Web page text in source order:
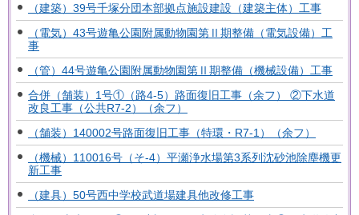
（建築）39号千塚分団本部拠点施設建設（建築主体）工事
（電気）43号遊亀公園附属動物園第Ⅱ期整備（電気設備）工
事
（管）44号遊亀公園附属動物園第Ⅱ期整備（機械設備）工事
合併（舗装）1号①（路4-5）路面復旧工事（余フ） ②下水道
改良工事（公共R7-2）（余フ）
（舗装）140002号路面復旧工事（特環・R7-1）（余フ）
（機械）110016号（そ-4）平瀬浄水場第3系列沈砂池除塵機更
新工事
（建具）50号西中学校武道場建具他改修工事